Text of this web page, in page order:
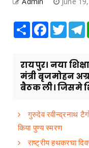
Share Facebook
Twitter
रायपुर। नया
मंत्री बृजमोहन
बैठक ली। जिसमे
गुरुदेव रवीन्द्रनाथ
किया पुण्य स्मरण
राष्ट्रीय हथकरघा